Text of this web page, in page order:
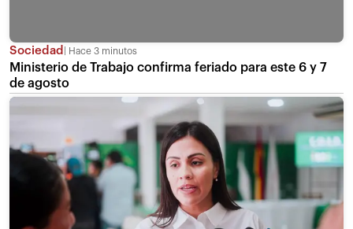
Sociedad Hace 3 minutos
Ministerio de Trabajo confirma feriado para este 6 y 7
de agosto